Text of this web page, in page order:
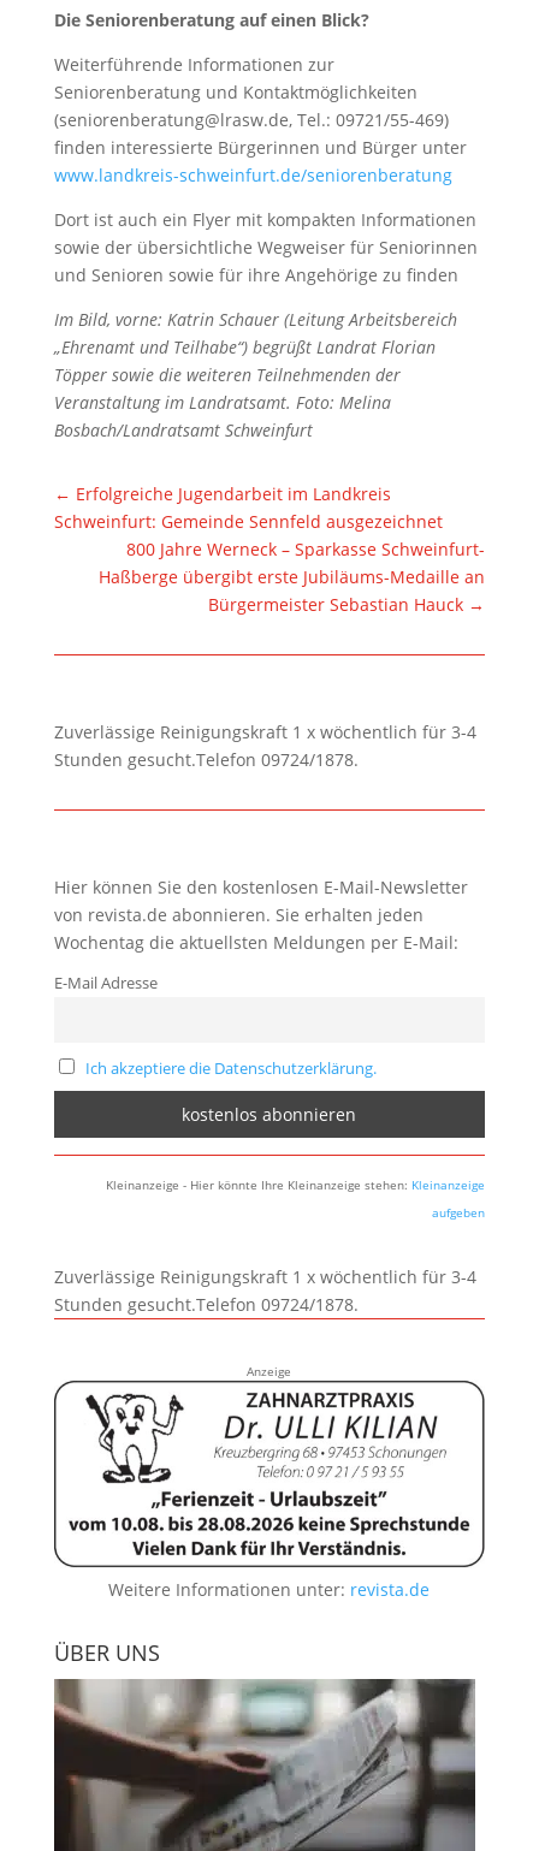
Die Seniorenberatung auf einen Blick?
Weiterführende Informationen zur
Seniorenberatung und Kontaktmöglichkeiten
(seniorenberatung@lrasw.de, Tel.: 09721/55-469)
finden interessierte Bürgerinnen und Bürger unter
www.landkreis-schweinfurt.de/seniorenberatung
Dort ist auch ein Flyer mit kompakten Informationen
sowie der übersichtliche Wegweiser für Seniorinnen
und Senioren sowie für ihre Angehörige zu finden
Im Bild, vorne: Katrin Schauer (Leitung Arbeitsbereich
„Ehrenamt und Teilhabe“) begrüßt Landrat Florian
Töpper sowie die weiteren Teilnehmenden der
Veranstaltung im Landratsamt. Foto: Melina
Bosbach/Landratsamt Schweinfurt
← Erfolgreiche Jugendarbeit im Landkreis
Schweinfurt: Gemeinde Sennfeld ausgezeichnet
800 Jahre Werneck – Sparkasse Schweinfurt-
Haßberge übergibt erste Jubiläums-Medaille an
Bürgermeister Sebastian Hauck →
Zuverlässige Reinigungskraft 1 x wöchentlich für 3-4
Stunden gesucht.Telefon 09724/1878.
Hier können Sie den kostenlosen E-Mail-Newsletter
von revista.de abonnieren. Sie erhalten jeden
Wochentag die aktuellsten Meldungen per E-Mail:
E-Mail Adresse
Ich akzeptiere die Datenschutzerklärung.
Kleinanzeige - Hier könnte Ihre Kleinanzeige stehen: Kleinanzeige
aufgeben
Zuverlässige Reinigungskraft 1 x wöchentlich für 3-4
Stunden gesucht.Telefon 09724/1878.
Anzeige
Weitere Informationen unter: revista.de
ÜBER UNS